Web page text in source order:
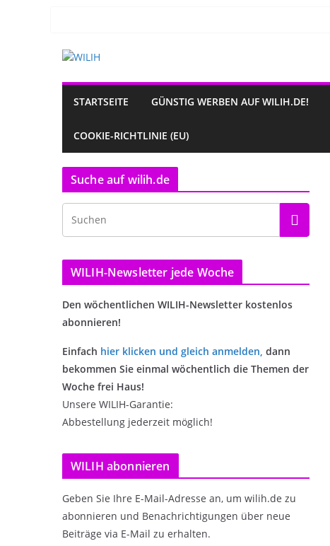
STARTSEITE GÜNSTIG WERBEN AUF WILIH.DE!
COOKIE-RICHTLINIE (EU)
Suche auf wilih.de
WILIH-Newsletter jede Woche
Den wöchentlichen WILIH-Newsletter kostenlos
abonnieren!
Einfach hier klicken und gleich anmelden, dann
bekommen Sie einmal wöchentlich die Themen der
Woche frei Haus!
Unsere WILIH-Garantie:
Abbestellung jederzeit möglich!
WILIH abonnieren
Geben Sie Ihre E-Mail-Adresse an, um wilih.de zu
abonnieren und Benachrichtigungen über neue
Beiträge via E-Mail zu erhalten.